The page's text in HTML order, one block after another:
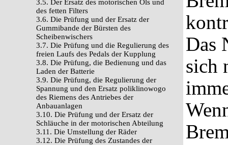
3.5. Der Ersatz des motorischen Öls und
des fetten Filters
3.6. Die Prüfung und der Ersatz der
Gummibande der Bürsten des
Scheibenwischers
3.7. Die Prüfung und die Regulierung des
freien Laufs des Pedals der Kupplung
3.8. Die Prüfung, die Bedienung und das
Laden der Batterie
3.9. Die Prüfung, die Regulierung der
Spannung und den Ersatz poliklinowogo
des Riemens des Antriebes der
Anbauanlagen
3.10. Die Prüfung und der Ersatz der
Schläuche in der motorischen Abteilung
3.11. Die Umstellung der Räder
3.12. Die Prüfung des Zustandes der
Das
sich